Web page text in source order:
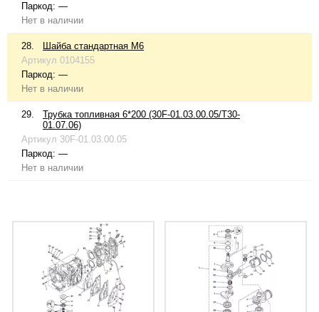
Паркод: —
Нет в наличии
28.
Шайба стандартная М6
Артикул 0104155
Паркод: —
Нет в наличии
29.
Трубка топливная 6*200 (30F-01.03.00.05/T30-
01.07.06)
Артикул 30F-01.03.00.05
Паркод: —
Нет в наличии